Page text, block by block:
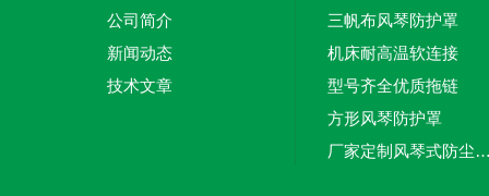
公司简介
新闻动态
技术文章
三帆布风琴防护罩
机床耐高温软连接
型号齐全优质拖链
方形风琴防护罩
厂家定制风琴式